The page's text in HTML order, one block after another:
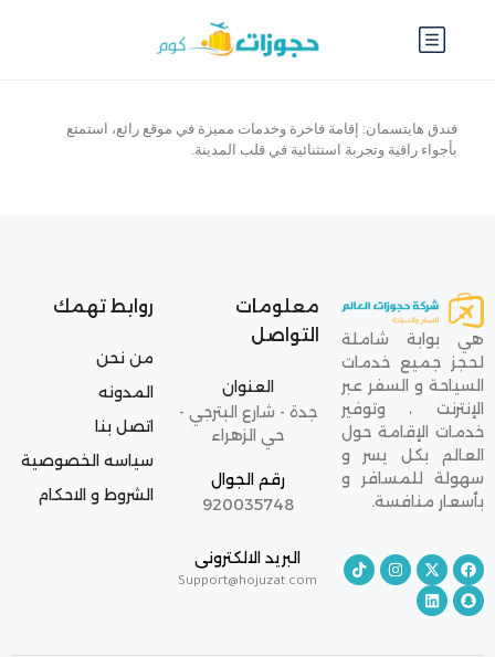
فندق هايتسمان: إقامة فاخرة وخدمات مميزة في موقع رائع، استمتع
بأجواء راقية وتجربة استثنائية في قلب المدينة.
هي بوابة شاملة
لحجز جميع خدمات
السياحة و السفر عبر
الإنترنت ، وتوفير
خدمات الإقامة حول
العالم بكل يسر و
سهولة للمسافر و
بأسعار منافسة.
معلومات
التواصل
العنوان
جدة - شارع البترجي -
حي الزهراء
رقم الجوال
920035748
البريد الالكترونى
Support@hojuzat.com
روابط تهمك
من نحن
المدونه
اتصل بنا
سياسه الخصوصية
الشروط و الاحكام